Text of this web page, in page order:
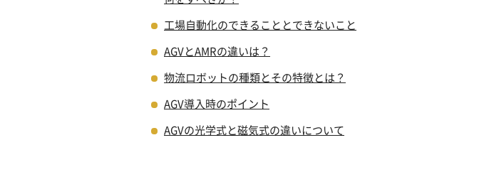
工場自動化のできることとできないこと
AGVとAMRの違いは？
物流ロボットの種類とその特徴とは？
AGV導入時のポイント
AGVの光学式と磁気式の違いについて